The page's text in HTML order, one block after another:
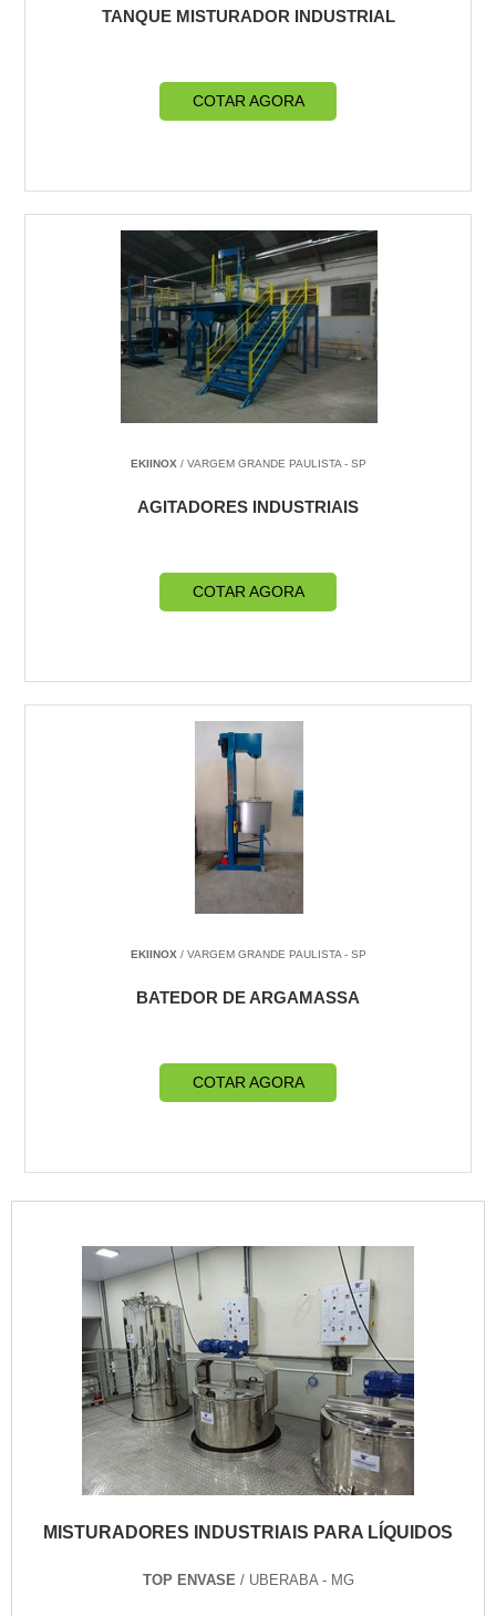
TANQUE MISTURADOR INDUSTRIAL
COTAR AGORA
EKIINOX/ VARGEM GRANDE PAULISTA - SP
AGITADORES INDUSTRIAIS
COTAR AGORA
EKIINOX/ VARGEM GRANDE PAULISTA - SP
BATEDOR DE ARGAMASSA
COTAR AGORA
MISTURADORES INDUSTRIAIS PARA LÍQUIDOS
TOP ENVASE / UBERABA - MG